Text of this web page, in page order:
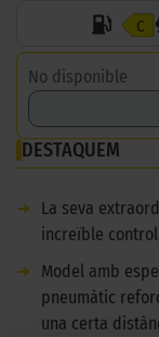
C
No disponible
DESTAQUEM
➜
La seva
increïble
➜
Model amb
pneumàtic
una certa